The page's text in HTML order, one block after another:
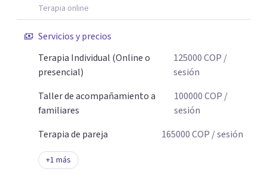
Terapia online
Servicios y precios
Terapia Individual (Online o
presencial)
125000COP /
sesión
Taller de acompañamiento a
familiares
100000COP /
sesión
Terapia de pareja
165000COP / sesión
+1 más